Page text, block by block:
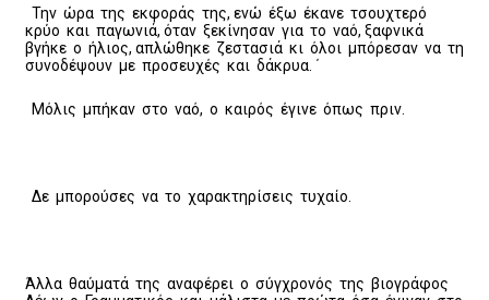
Την ώρα της εκφοράς της, ενώ έξω έκανε τσουχτερό
κρύο και παγωνιά, όταν ξεκίνησαν για το ναό, ξαφνικά
βγήκε ο ήλιος, απλώθηκε ζεστασιά κι όλοι μπόρεσαν να τη
συνοδέψουν με προσευχές και δάκρυα. ΄
Μόλις μπήκαν στο ναό, ο καιρός έγινε όπως πριν.
Δε μπορούσες να το χαρακτηρίσεις τυχαίο.
Άλλα θαύματά της αναφέρει ο σύγχρονός της βιογράφος